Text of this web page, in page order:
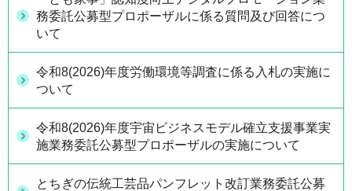
務委託公募型プロポーザルに係る質問及び回答につ
いて
令和8(2026)年度労働環境等調査に係る入札の実施に
ついて
令和8(2026)年度宇宙ビジネスモデル確立支援事業実
施業務委託公募型プロポーザルの実施について
とちぎの伝統工芸品パンフレット改訂業務委託公募